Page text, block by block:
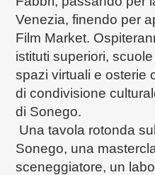
Venezia, finendo per
Film Market.
istituti superiori,
spazi virtuali e osterie
di condivisione
di Sonego.
Una tavola rotonda
Sonego, una
sceneggiatore, un